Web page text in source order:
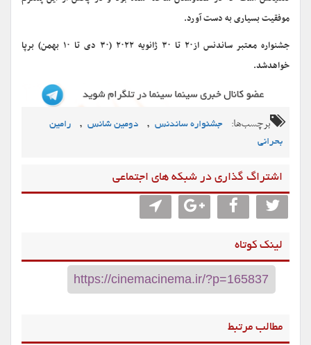
موفقیت بسیاری به دست آورد.
جشنواره معتبر ساندنس از۲۰ تا ۳۰ ژانویه ۲۰۲۲ (۳۰ دی تا ۱۰ بهمن) برپا
خواهدشد.
برچسب‌ها: جشنواره ساندنس , دومین شانس ,
رامین
بحرانی
اشتراگ گذاری در شبکه های اجتماعی
لینک کوتاه
مطالب مرتبط